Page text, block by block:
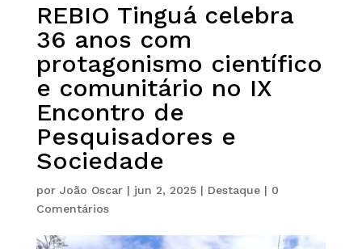
REBIO Tinguá celebra
36 anos com
protagonismo científico
e comunitário no IX
Encontro de
Pesquisadores e
Sociedade
por João Oscar| jun 2, 2025| Destaque| 0
Comentários